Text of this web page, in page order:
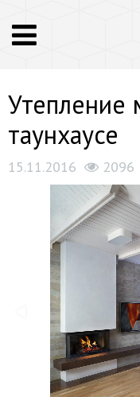
Утепление
таунхаусе
15.11.2016 2096